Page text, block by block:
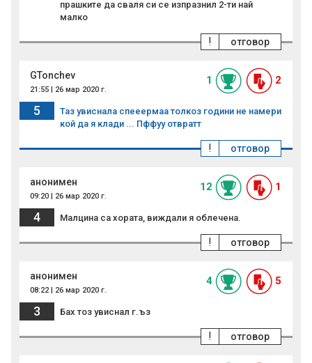
прашките да сваля си се изпразнил 2-ти най
малко
отговор
!
GTonchev
21:55 | 26 мар 2020 г.
1 2
5
Таз увиснала спееермаа толкоз години не намери
кой да я клади ... Пффуу отвратт
отговор
!
анонимен
09:20 | 26 мар 2020 г.
12 1
4 Малцина са хората, виждали я облечена.
отговор
!
анонимен
08:22 | 26 мар 2020 г.
4 5
3 Бах тоз увиснал г.ъз
отговор
!